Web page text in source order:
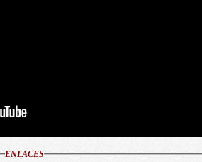
ENLACES